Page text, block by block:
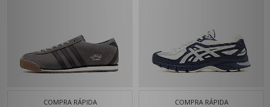
COMPRA RÁPIDA COMPRA RÁPIDA